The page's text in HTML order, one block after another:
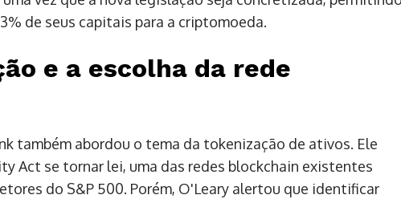
de seus capitais para a criptomoeda.
e a escolha da rede
também abordou o tema da tokenização de ativos. Ele
Act se tornar lei, uma das redes blockchain existentes
do S&P 500. Porém, O'Leary alertou que identificar